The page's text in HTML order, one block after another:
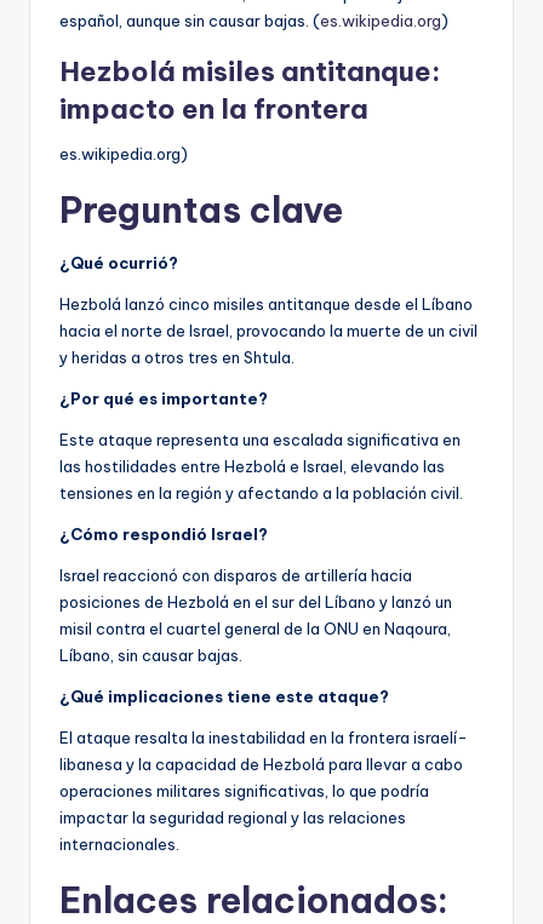
español, aunque sin causar bajas. (es.wikipedia.org)
Hezbolá misiles antitanque:
impacto en la frontera
es.wikipedia.org)
Preguntas clave
¿Qué ocurrió?
Hezbolá lanzó cinco misiles antitanque desde el Líbano
hacia el norte de Israel, provocando la muerte de un civil
y heridas a otros tres en Shtula.
¿Por qué es importante?
Este ataque representa una escalada significativa en
las hostilidades entre Hezbolá e Israel, elevando las
tensiones en la región y afectando a la población civil.
¿Cómo respondió Israel?
Israel reaccionó con disparos de artillería hacia
posiciones de Hezbolá en el sur del Líbano y lanzó un
misil contra el cuartel general de la ONU en Naqoura,
Líbano, sin causar bajas.
¿Qué implicaciones tiene este ataque?
El ataque resalta la inestabilidad en la frontera israelí-
libanesa y la capacidad de Hezbolá para llevar a cabo
operaciones militares significativas, lo que podría
impactar la seguridad regional y las relaciones
internacionales.
Enlaces relacionados: